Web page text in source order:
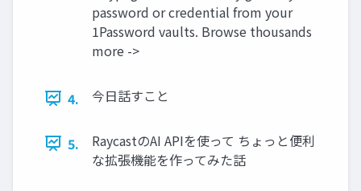
password or credential from your
1Password vaults. Browse thousands
more ->
4. 今日話すこと
5.
RaycastのAI APIを使って ちょっと便利
な拡張機能を作ってみた話